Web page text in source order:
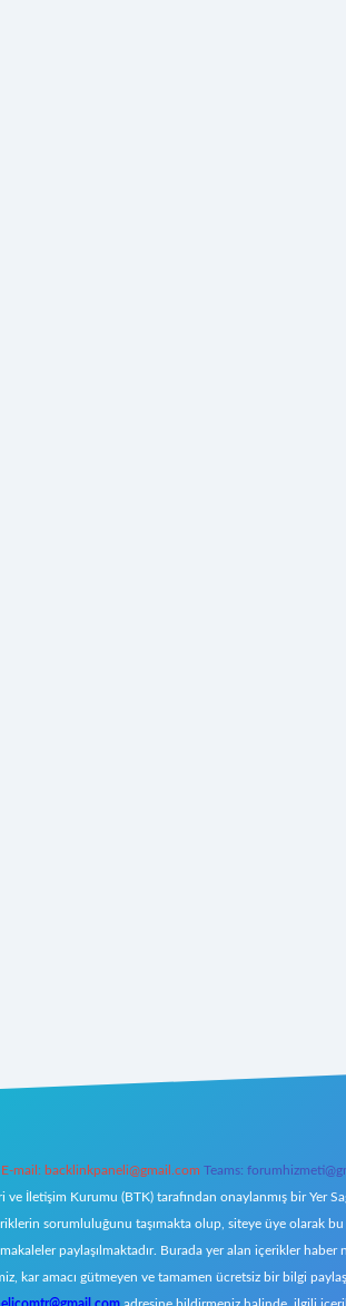
E-mail: backlinkpaneli@gmail.com Teams:
İletişim Kurumu (BTK) tarafından onaylanmış bir Yer
sorumluluğunu taşımakta olup, siteye üye olarak
makaleler paylaşılmaktadır. Burada yer alan içerikler
kar amacı gütmeyen ve tamamen ücretsiz bir bilgi